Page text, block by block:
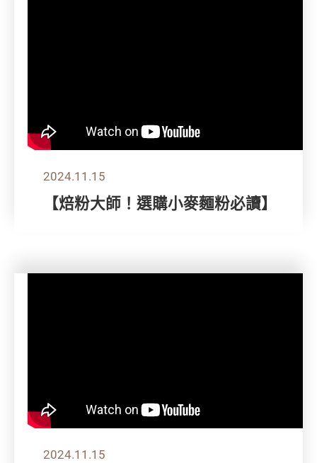
2024.11.15
【焙粉大師！選購小麥麵粉必讀】
2024.11.15